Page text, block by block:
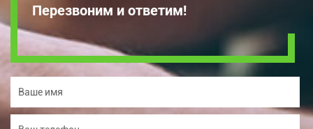
Перезвоним и ответим!